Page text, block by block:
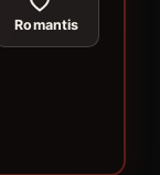
Romantis